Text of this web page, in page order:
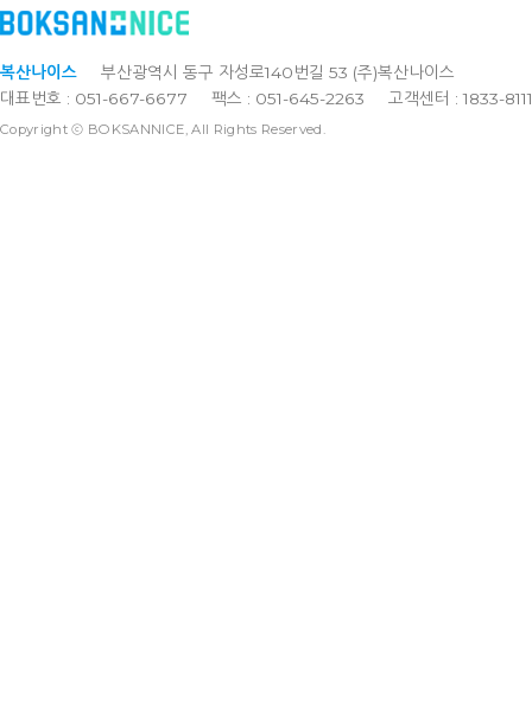
복산나이스
부산광역시 동구 자성로140번길 53 (주)복산나이스
대표번호 : 051-667-6677
팩스 : 051-645-2263 고객센터 : 1833-8111
Copyright ⓒ BOKSANNICE, All Rights Reserved.